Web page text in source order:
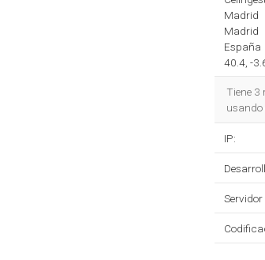
Madrid
Madrid
España
40.4, -
Tiene 3
usando
IP:
Servidor